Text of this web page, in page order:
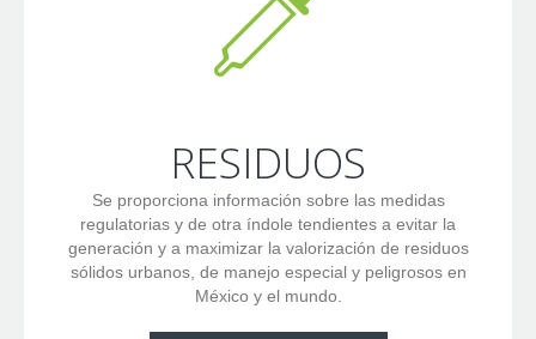
RESIDUOS
Se proporciona información sobre las medidas
regulatorias y de otra índole tendientes a evitar la
generación y a maximizar la valorización de residuos
sólidos urbanos, de manejo especial y peligrosos en
México y el mundo.